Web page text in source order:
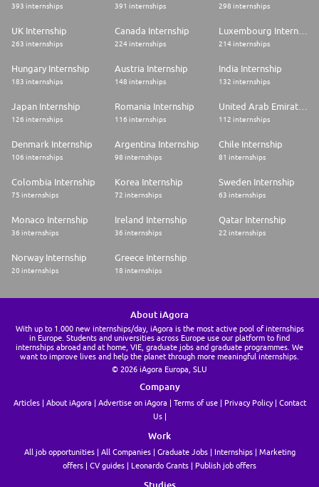
393 internships 391 internships 298 internships
UK Internship
263 internships
Canada Internship
224 internships
Luxembourg Internship
214 internships
Hungary Internship
183 internships
Austria Internship
148 internships
India Internship
132 internships
Japan Internship
126 internships
Romania Internship
116 internships
United Arab Emirates Internship
112 internships
Denmark Internship
106 internships
Argentina Internship
98 internships
Chile Internship
81 internships
Colombia Internship
75 internships
Korea Internship
72 internships
Sweden Internship
63 internships
Monaco Internship
36 internships
Ireland Internship
36 internships
Qatar Internship
22 internships
Norway Internship
20 internships
Greece Internship
18 internships
About iAgora
With up to 1.000 new internships/day, iAgora is the most active pool of internships
in Europe. Students and universities across Europe use our platform to find
internships abroad and at home, VIE, graduate jobs and graduate programmes. We
want to improve lives and help the planet through more meaningful internships.
© 2026 iAgora Europa, SLU
Company
Articles About iAgora Advertise on iAgora Terms of use Privacy Policy
Contact
Us
Work
All job opportunities All Companies Graduate Jobs Internships
Marketing
offers
CV guides Leonardo Grants Publish job offers